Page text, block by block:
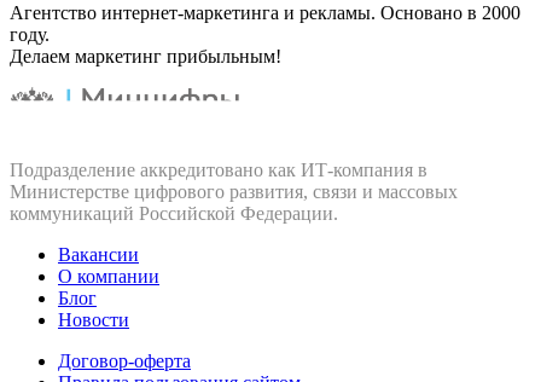
Агентство интернет-маркетинга и рекламы. Основано в 2000
году.
Делаем маркетинг прибыльным!
Подразделение аккредитовано как ИТ‑компания в
Министерстве цифрового развития, связи и массовых
коммуникаций Российской Федерации.
Вакансии
О компании
Блог
Новости
Договор-оферта